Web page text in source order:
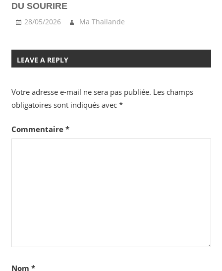
DU SOURIRE
28/05/2026 Ma Thailande
LEAVE A REPLY
Votre adresse e-mail ne sera pas publiée. Les champs
obligatoires sont indiqués avec *
Commentaire *
Nom *